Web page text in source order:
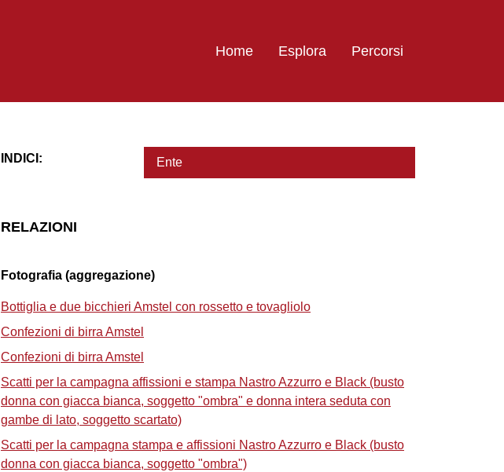
Home Esplora Percorsi
INDICI: Ente
RELAZIONI
Fotografia (aggregazione)
Bottiglia e due bicchieri Amstel con rossetto e tovagliolo
Confezioni di birra Amstel
Confezioni di birra Amstel
Scatti per la campagna affissioni e stampa Nastro Azzurro e Black (busto
donna con giacca bianca, soggetto "ombra" e donna intera seduta con
gambe di lato, soggetto scartato)
Scatti per la campagna stampa e affissioni Nastro Azzurro e Black (busto
donna con giacca bianca, soggetto "ombra")